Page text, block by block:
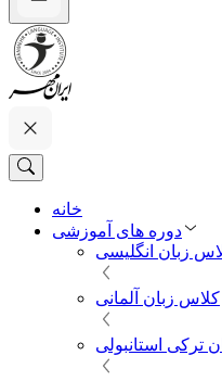
خانه
دوره های آموزشی
زبان انگلیسی
کلاس زبان آلمانی
ترکی استانبولی